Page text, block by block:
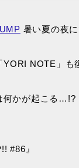
暑い夏の夜
YORI NOTE」
何かが起こる…!?
#86』